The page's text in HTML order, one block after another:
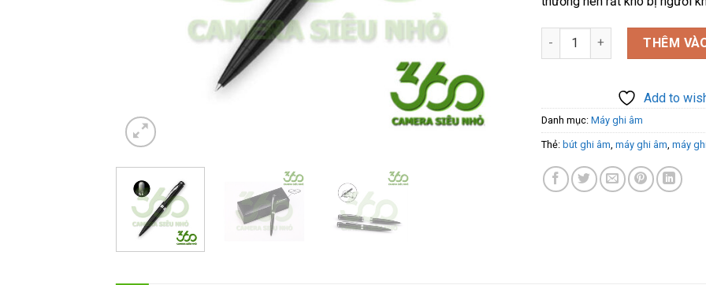
Bút ghi âm chuyên nghiệp
THÊM
Add to
Danh mục: Máy ghi âm
Thẻ: bút ghi âm máy ghi âm máy